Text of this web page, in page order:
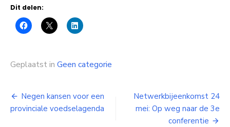
Dit delen:
Geplaatst in Geen categorie
Bericht
navigatie
Negen kansen voor een
provinciale voedselagenda
Netwerkbijeenkomst 24
mei: Op weg naar de 3e
conferentie